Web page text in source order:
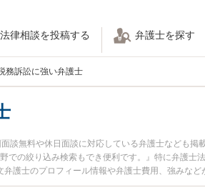
法律相談を投稿する 弁護士を探す
務訴訟に強い弁護士
談無料や休日面談に対応している弁護士なども
での絞り込み検索もでき便利です。』特に弁護士
護士のプロフィール情報や弁護士費用、強みな
ブル解決の実績豊富な近くの弁護士を検索したい